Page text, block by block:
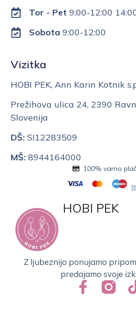
Tor - Pet 9:00-12:00
Sobota9:00-12:00
Vizitka
HOBI PEK, Ann Karin Kotnik
Prežihova ulica 24, 2390
Slovenija
DŠ: SI12283509
MŠ: 8944164000
HOBI PEK
Z ljubeznijo ponujamo
predajamo svoje
100% varno